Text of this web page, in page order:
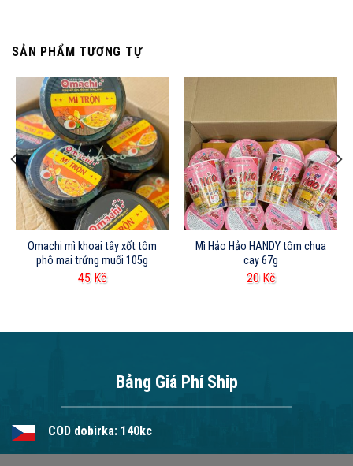
SẢN PHẨM TƯƠNG TỰ
Omachi mì khoai tây xốt tôm
phô mai trứng muối 105g
45 Kč
Mì Hảo Hảo HANDY tôm chua
cay 67g
20 Kč
Bảng Giá Phí Ship
COD dobirka: 140kc